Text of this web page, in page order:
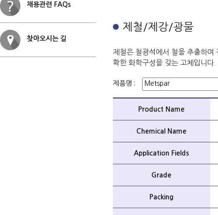
채용관련 FAQs
찾아오시는 길
제철/제강/광물
제철은 철광석에서 철을 추출하여
확한 화학구성을 갖는 고체입니다.
제품명 :
Product Name
Chemical Name
Application Fields
Grade
Packing